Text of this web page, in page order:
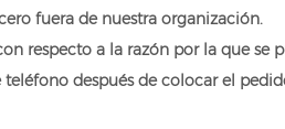
fuera de nuestra organización.
respecto a la razón por la que se
después de colocar el